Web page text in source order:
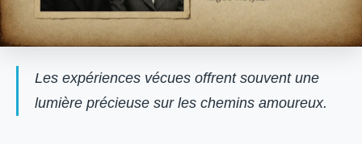
Les expériences vécues offrent souvent une
lumière précieuse sur les chemins amoureux.